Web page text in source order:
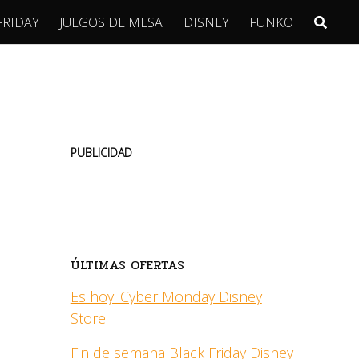
JUEGOS DE MESA DISNEY FUNKO
PUBLICIDAD
ÚLTIMAS OFERTAS
Es hoy! Cyber Monday Disney
Store
Fin de semana Black Friday Disney